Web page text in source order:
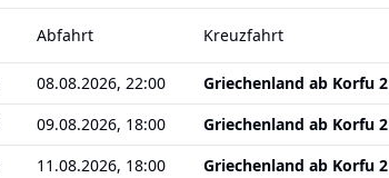
Abfahrt Kreuzfahrt
08.08.2026, 22:00 Griechenland ab Korfu 2
09.08.2026, 18:00 Griechenland ab Korfu 2
11.08.2026, 18:00 Griechenland ab Korfu 2